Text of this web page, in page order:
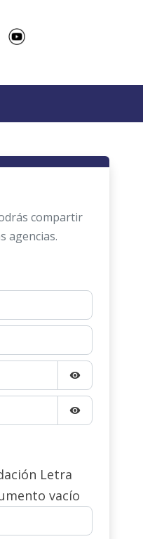
compartir
agencias.
visibility
visibility
Letra
vacío